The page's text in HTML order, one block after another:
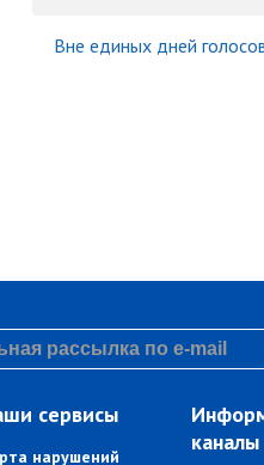
Вне единых дней
сервисы
нарушений
каналы